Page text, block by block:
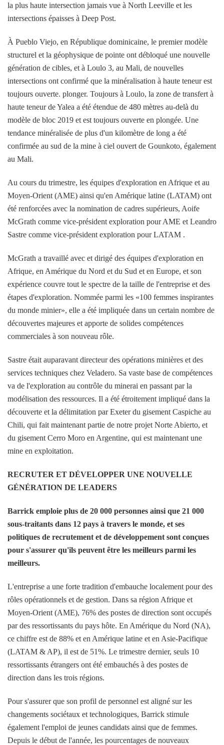
la plus haute intersection jamais vue à North Leeville et les
intersections épaisses à Deep Post.
À Pueblo Viejo, en République dominicaine, le premier modèle
structurel et la géophysique de pointe ont débloqué une nouvelle
génération de cibles, et à Loulo 3, au Mali, de nouvelles
intersections ont confirmé que la minéralisation à haute teneur est
toujours ouverte. plonger. Toujours à Loulo, la zone de transfert à
haute teneur de Yalea a été étendue de 480 mètres au-delà du
modèle de bloc 2019 et est toujours ouverte en plongée. Une
tendance minéralisée de plus d'un kilomètre de long a été
confirmée au sud de la mine à ciel ouvert de Gounkoto, également
au Mali.
Au cours du trimestre, les équipes d'exploration en Afrique et au
Moyen-Orient (AME) ainsi qu'en Amérique latine (LATAM) ont
été renforcées avec la nomination de cadres supérieurs, Aoife
McGrath comme vice-président exploration pour AME et Leandro
Sastre comme vice-président exploration pour LATAM .
McGrath a travaillé avec et dirigé des équipes d'exploration en
Afrique, en Amérique du Nord et du Sud et en Europe, et son
expérience couvre tout le spectre de la taille de l'entreprise et des
étapes d'exploration. Nommée parmi les «100 femmes inspirantes
du monde minier», elle a été impliquée dans un certain nombre de
découvertes majeures et apporte de solides compétences
commerciales à son nouveau rôle.
Sastre était auparavant directeur des opérations minières et des
services techniques chez Veladero. Sa vaste base de compétences
va de l'exploration au contrôle du minerai en passant par la
modélisation des ressources. Il a été étroitement impliqué dans la
découverte et la délimitation par Exeter du gisement Caspiche au
Chili, qui fait maintenant partie de notre projet Norte Abierto, et
du gisement Cerro Moro en Argentine, qui est maintenant une
mine en exploitation.
RECRUTER ET DÉVELOPPER UNE NOUVELLE
GÉNÉRATION DE LEADERS
Barrick emploie plus de 20 000 personnes ainsi que 21 000
sous-traitants dans 12 pays à travers le monde, et ses
politiques de recrutement et de développement sont conçues
pour s'assurer qu'ils peuvent être les meilleurs parmi les
meilleurs.
L'entreprise a une forte tradition d'embauche localement pour des
rôles opérationnels et de gestion. Dans sa région Afrique et
Moyen-Orient (AME), 76% des postes de direction sont occupés
par des ressortissants du pays hôte. En Amérique du Nord (NA),
ce chiffre est de 88% et en Amérique latine et en Asie-Pacifique
(LATAM & AP), il est de 51%. Le trimestre dernier, seuls 10
ressortissants étrangers ont été embauchés à des postes de
direction dans les trois régions.
Pour s'assurer que son profil de personnel est aligné sur les
changements sociétaux et technologiques, Barrick stimule
également l'emploi de jeunes candidats ainsi que de femmes.
Depuis le début de l'année, les pourcentages de nouveaux